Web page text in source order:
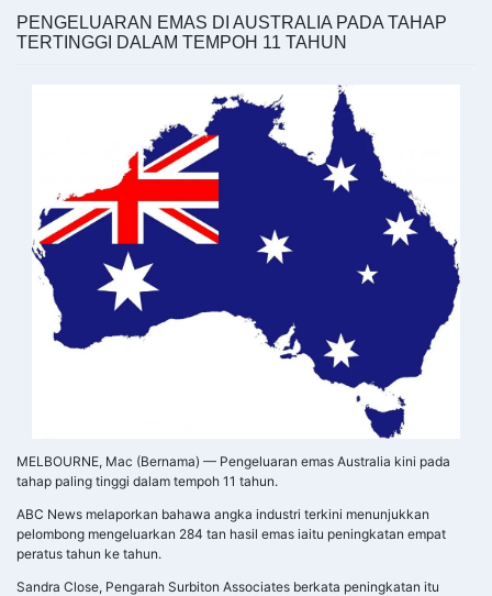
PENGELUARAN EMAS DI AUSTRALIA PADA TAHAP
TERTINGGI DALAM TEMPOH 11 TAHUN
MELBOURNE, Mac (Bernama) — Pengeluaran emas Australia kini pada
tahap paling tinggi dalam tempoh 11 tahun.
ABC News melaporkan bahawa angka industri terkini menunjukkan
pelombong mengeluarkan 284 tan hasil emas iaitu peningkatan empat
peratus tahun ke tahun.
Sandra Close, Pengarah Surbiton Associates berkata peningkatan itu